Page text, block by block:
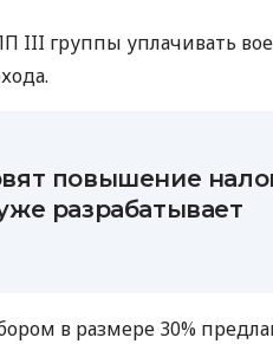
III группы уплачивать
повышение
разрабатывает
в размере 30%